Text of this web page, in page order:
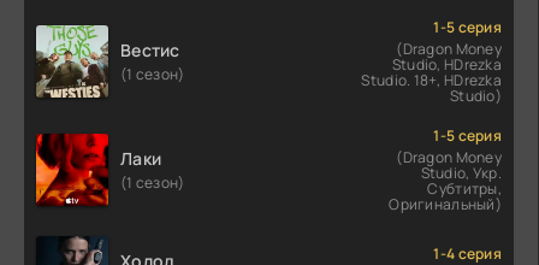
Вестис
(1 сезон)
1-5 серия
(Dragon Money
Studio, HDrezka
Studio. 18+, HDrezka
Studio)
Лаки
(1 сезон)
1-5 серия
(Dragon Money
Studio, Укр.
Субтитры,
Оригинальный)
1-4 серия